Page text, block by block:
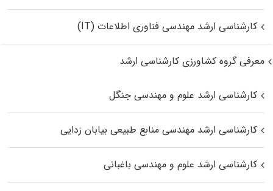
کارشناسی ارشد مهندسی فناوری اطلاعات (IT)
معرفی گروه کشاورزی کارشناسی ارشد
کارشناسی ارشد علوم و مهندسی جنگل
کارشناسی ارشد مهندسی منابع طبیعی بیابان زدایی
کارشناسی ارشد علوم و مهندسی باغبانی